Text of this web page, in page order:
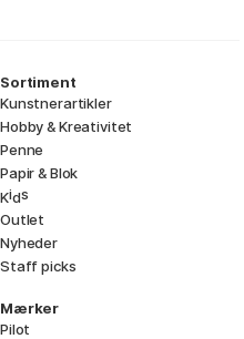
Sortiment
Kunstnerartikler
Hobby & Kreativitet
Penne
Papir & Blok
Kids
Outlet
Nyheder
Staff picks
Mærker
Pilot